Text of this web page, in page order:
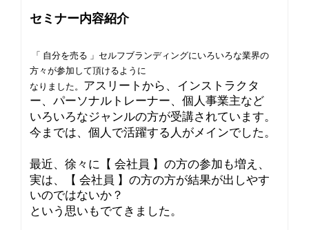
セミナー内容紹介
「 自分を売る 」セルフブランディングにいろいろな業界の
方々が参加して頂けるように
なりました。 アスリートから、インストラクタ
ー、パーソナルトレーナー、個人事業主など
いろいろなジャンルの方が受講されています。
今までは、個人で活躍する人がメインでした。
最近、徐々に【 会社員 】の方の参加も増え、
実は、【 会社員 】の方の方が結果が出しやす
いのではないか？
という思いもでてきました。